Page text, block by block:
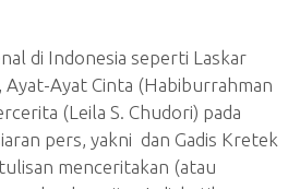
di Indonesia seperti Laskar
Ayat-Ayat Cinta (Habiburrahman
(Leila S. Chudori) pada
pers, yakni dan Gadis Kretek
menceritakan (atau